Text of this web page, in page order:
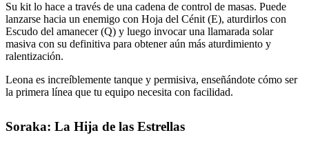
Su kit lo hace a través de una cadena de control de masas. Puede
lanzarse hacia un enemigo con Hoja del Cénit (E), aturdirlos con
Escudo del amanecer (Q) y luego invocar una llamarada solar
masiva con su definitiva para obtener aún más aturdimiento y
ralentización.
Leona es increíblemente tanque y permisiva, enseñándote cómo ser
la primera línea que tu equipo necesita con facilidad.
Soraka: La Hija de las Estrellas